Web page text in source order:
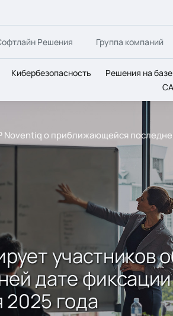
Решения Группа компаний
Кибербезопасность Решения на
о приближающейся
участников
дате
2025 года